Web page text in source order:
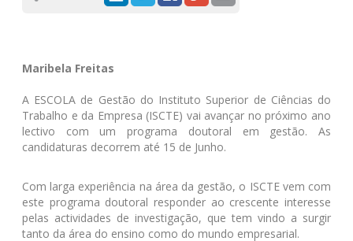
Maribela Freitas
A ESCOLA de Gestão do Instituto Superior de Ciências do
Trabalho e da Empresa (ISCTE) vai avançar no próximo ano
lectivo com um programa doutoral em gestão. As
candidaturas decorrem até 15 de Junho.
Com larga experiência na área da gestão, o ISCTE vem com
este programa doutoral responder ao crescente interesse
pelas actividades de investigação, que tem vindo a surgir
tanto da área do ensino como do mundo empresarial.